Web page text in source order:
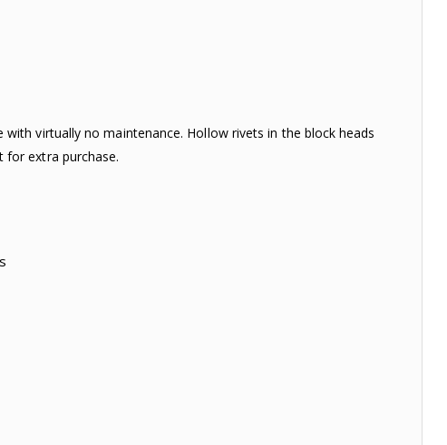
virtually no maintenance. Hollow rivets in the block heads
for extra purchase.